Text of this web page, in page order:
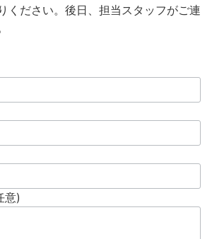
ください。後日、担当スタッフがご連
意)